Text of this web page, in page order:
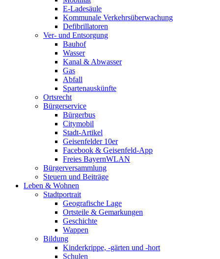
E-Ladesäule
Kommunale Verkehrsüberwachung
Defibrillatoren
Ver- und Entsorgung
Bauhof
Wasser
Kanal & Abwasser
Gas
Abfall
Spartenauskünfte
Ortsrecht
Bürgerservice
Bürgerbus
Citymobil
Stadt-Artikel
Geisenfelder 10er
Facebook & Geisenfeld-App
Freies BayernWLAN
Bürgerversammlung
Steuern und Beiträge
Leben & Wohnen
Stadtportrait
Geografische Lage
Ortsteile & Gemarkungen
Geschichte
Wappen
Bildung
Kinderkrippe, -gärten und -hort
Schulen